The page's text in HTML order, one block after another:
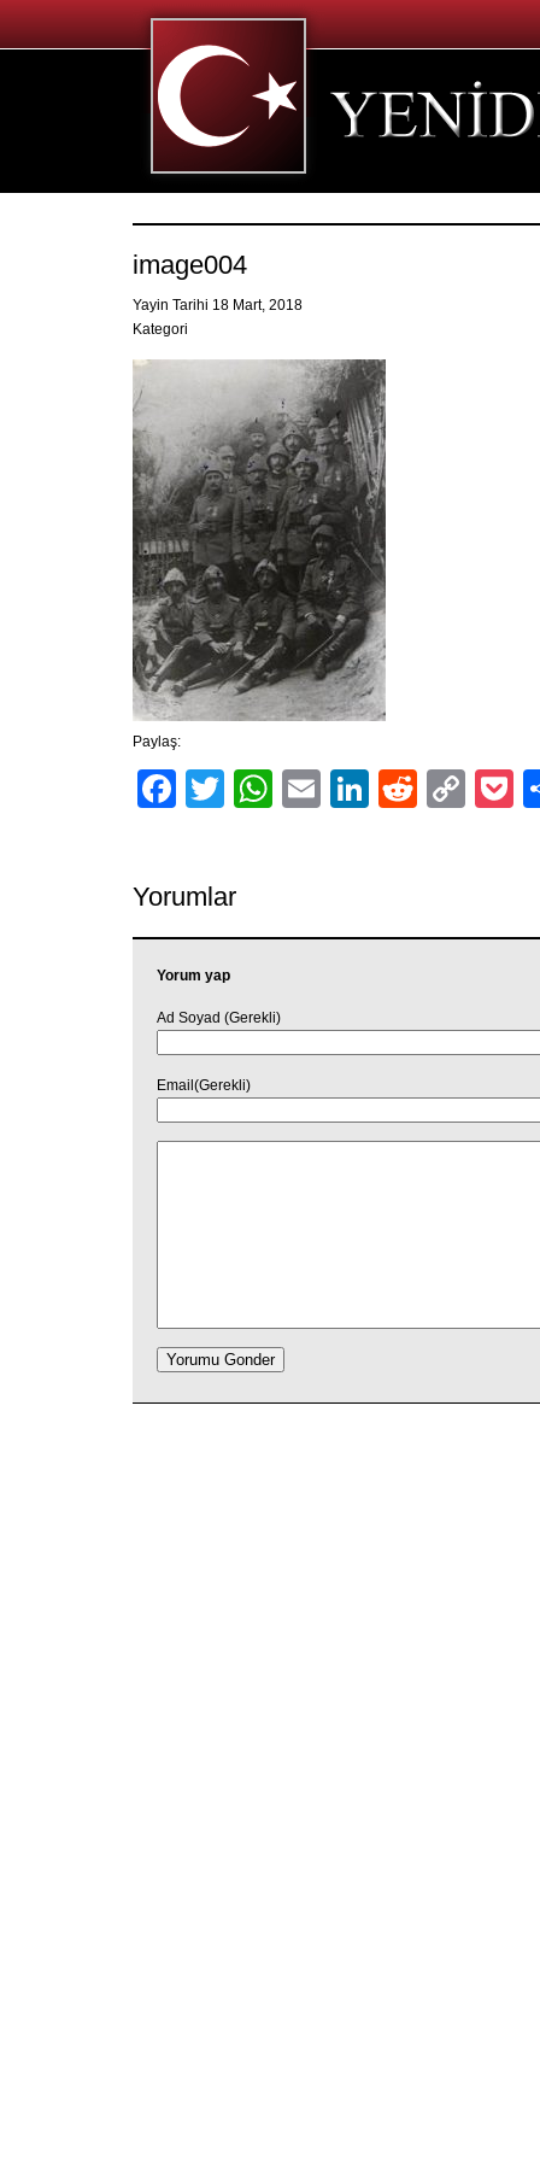
image004
Yayin Tarihi 18 Mart, 2018
Kategori
Paylaş:
Facebook
TwitterWhatsApp
EmailLinkedIn
Reddit
Yorumlar
Yorum yap
Ad Soyad (Gerekli)
Email(Gerekli)